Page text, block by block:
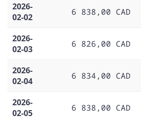
2026-
02-02
6 838,00 CAD
2026-
02-03
6 826,00 CAD
2026-
02-04
6 834,00 CAD
2026-
02-05
6 838,00 CAD